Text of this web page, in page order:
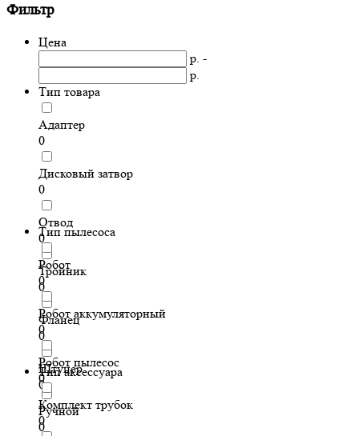
Фильтр
Цена
р. -
р.
Тип товара
Адаптер
0
Дисковый затвор
0
Отвод
0
Тройник
0
Фланец
0
Штуцер
0
Тип пылесоса
Робот
0
Робот аккумуляторный
0
Робот пылесос
0
Ручной
0
Тип аксессуара
Комплект трубок
0